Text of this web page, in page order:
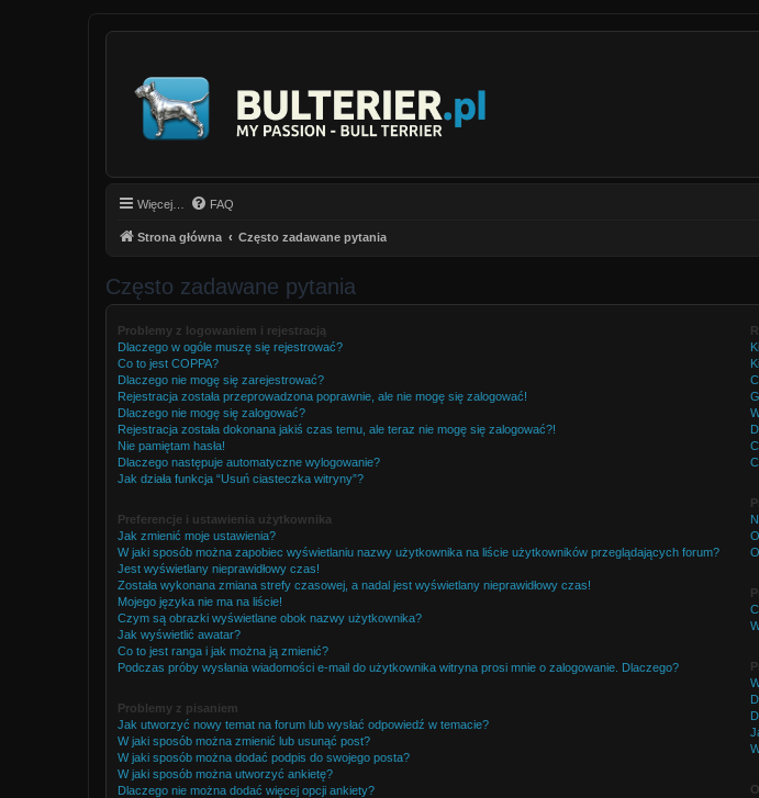
Więcej… FAQ
Strona główna Często zadawane pytania
Często zadawane pytania
Problemy z logowaniem i rejestracją
Dlaczego w ogóle muszę się rejestrować?
Co to jest COPPA?
Dlaczego nie mogę się zarejestrować?
Rejestracja została przeprowadzona poprawnie, ale nie mogę się zalogować!
Dlaczego nie mogę się zalogować?
Rejestracja została dokonana jakiś czas temu, ale teraz nie mogę się zalogować?!
Nie pamiętam hasła!
Dlaczego następuje automatyczne wylogowanie?
Jak działa funkcja “Usuń ciasteczka witryny”?
Preferencje i ustawienia użytkownika
Jak zmienić moje ustawienia?
W jaki sposób można zapobiec wyświetlaniu nazwy użytkownika na liście użytkowników przeglądających forum?
Jest wyświetlany nieprawidłowy czas!
Została wykonana zmiana strefy czasowej, a nadal jest wyświetlany nieprawidłowy czas!
Mojego języka nie ma na liście!
Czym są obrazki wyświetlane obok nazwy użytkownika?
Jak wyświetlić awatar?
Co to jest ranga i jak można ją zmienić?
Podczas próby wysłania wiadomości e-mail do użytkownika witryna prosi mnie o zalogowanie. Dlaczego?
Problemy z pisaniem
Jak utworzyć nowy temat na forum lub wysłać odpowiedź w temacie?
W jaki sposób można zmienić lub usunąć post?
W jaki sposób można dodać podpis do swojego posta?
W jaki sposób można utworzyć ankietę?
Dlaczego nie można dodać więcej opcji ankiety?